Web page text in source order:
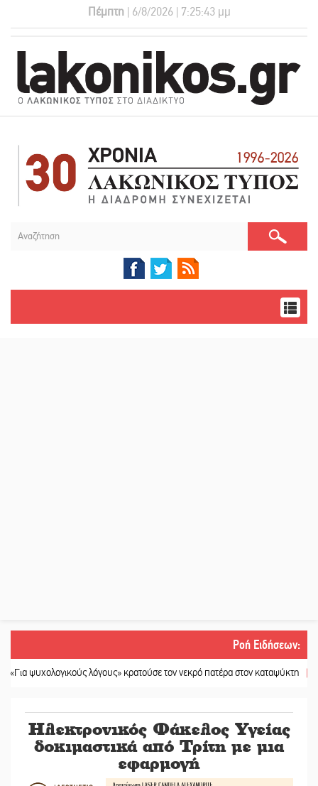
Πέμπτη | 6/8/2026 | 7:25:44 μμ
Ροή Ειδήσεων:
λόγους» κρατούσε τον νεκρό πατέρα στον καταψύκτη || Kastoras
Ηλεκτρονικός Φάκελος Υγείας
δοκιμαστικά από Τρίτη με μια
εφαρμογή